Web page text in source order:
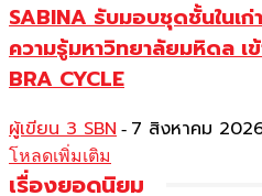
SABINA รับมอบชุดชั้นในเ
ความรู้มหาวิทยาลัยมหิดล เ
BRA CYCLE
ผู้เขียน 3 SBN - 7 สิงหาคม
โหลดเพิ่มเติม
เรื่องยอดนิยม